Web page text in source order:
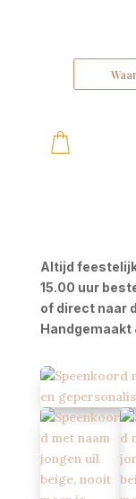
Altijd
15.00 uur
of direct naar
Handgemaakt